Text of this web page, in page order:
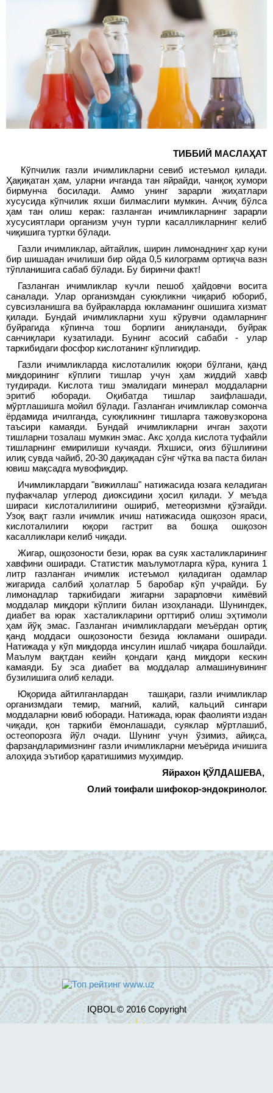
ТИББИЙ МАСЛАҲАТ
Кўпчилик газли ичимликларни севиб истеъмол қилади.
Ҳақиқатан ҳам, уларни ичганда тан яйрайди, чанқоқ хумори
бирмунча босилади. Аммо унинг зарарли жиҳатлари
хусусида кўпчилик яхши билмаслиги мумкин. Аччиқ бўлса
ҳам тан олиш керак: газланган ичимликларнинг зарарли
хусусиятлари организм учун турли касалликларнинг келиб
чиқишига туртки бўлади.
Газли ичимликлар, айтайлик, ширин лимонаднинг ҳар куни
бир шишадан ичилиши бир ойда 0,5 килограмм ортиқча вазн
тўпланишига сабаб бўлади. Бу биринчи факт!
Газланган ичимликлар кучли пешоб ҳайдовчи восита
саналади. Улар организмдан суюқликни чиқариб юбориб,
сувсизланишга ва буйракларда юкламанинг ошишига хизмат
қилади. Бундай ичимликларни хуш кўрувчи одамларнинг
буйрагида кўпинча тош борлиги аниқланади, буйрак
санчиқлари кузатилади. Бунинг асосий сабаби - улар
таркибидаги фосфор кислотанинг кўплигидир.
Газли ичимликларда кислоталилик юқори бўлгани, қанд
миқдорининг кўплиги тишлар учун ҳам жиддий хавф
туғдиради. Кислота тиш эмалидаги минерал моддаларни
эритиб юборади. Оқибатда тишлар заифлашади,
мўртлашишга мойил бўлади. Газланган ичимликлар сомонча
ёрдамида ичилганда, суюқликнинг тишларга тажовузкорона
таъсири камаяди. Бундай ичимликларни ичган заҳоти
тишларни тозалаш мумкин эмас. Акс ҳолда кислота туфайли
тишларнинг емирилиши кучаяди. Яхшиси, оғиз бўшлиғини
илиқ сувда чайиб, 20-30 дақиқадан сўнг чўтка ва паста билан
ювиш мақсадга мувофиқдир.
Ичимликлардаги "вижиллаш" натижасида юзага келадиган
пуфакчалар углерод диоксидини ҳосил қилади. У меъда
шираси кислоталилигини ошириб, метеоризмни қўзғайди.
Узоқ вақт газли ичимлик ичиш натижасида ошқозон яраси,
кислоталилиги юқори гастрит ва бошқа ошқозон
касалликлари келиб чиқади.
Жигар, ошқозоности бези, юрак ва суяк хасталикларининг
хавфини оширади. Статистик маълумотларга кўра, кунига 1
литр газланган ичимлик истеъмол қиладиган одамлар
жигарида салбий ҳолатлар 5 баробар кўп учрайди. Бу
лимонадлар таркибидаги жигарни зарарловчи кимёвий
моддалар миқдори кўплиги билан изоҳланади. Шунингдек,
диабет ва юрак хасталикларини орттириб олиш эҳтимоли
ҳам йўқ эмас. Газланган ичимликлардаги меъёрдан ортиқ
қанд моддаси ошқозоности безида юкламани оширади.
Натижада у кўп миқдорда инсулин ишлаб чиқара бошлайди.
Маълум вақтдан кеийн қондаги қанд миқдори кескин
камаяди. Бу эса диабет ва моддалар алмашинувининг
бузилишига олиб келади.
Юқорида айтилганлардан ташқари, газли ичимликлар
организмдаги темир, магний, калий, кальций сингари
моддаларни ювиб юборади. Натижада, юрак фаолияти издан
чиқади, қон таркиби ёмонлашади, суяклар мўртлашиб,
остеопорозга йўл очади. Шунинг учун ўзимиз, айиқса,
фарзандларимизнинг газли ичимликларни меъёрида ичишига
алоҳида эътибор қаратишимиз муҳимдир.
Яйрахон ҚЎЛДАШЕВА,
Олий тоифали шифокор-эндокринолог.
IQBOL © 2016 Copyright